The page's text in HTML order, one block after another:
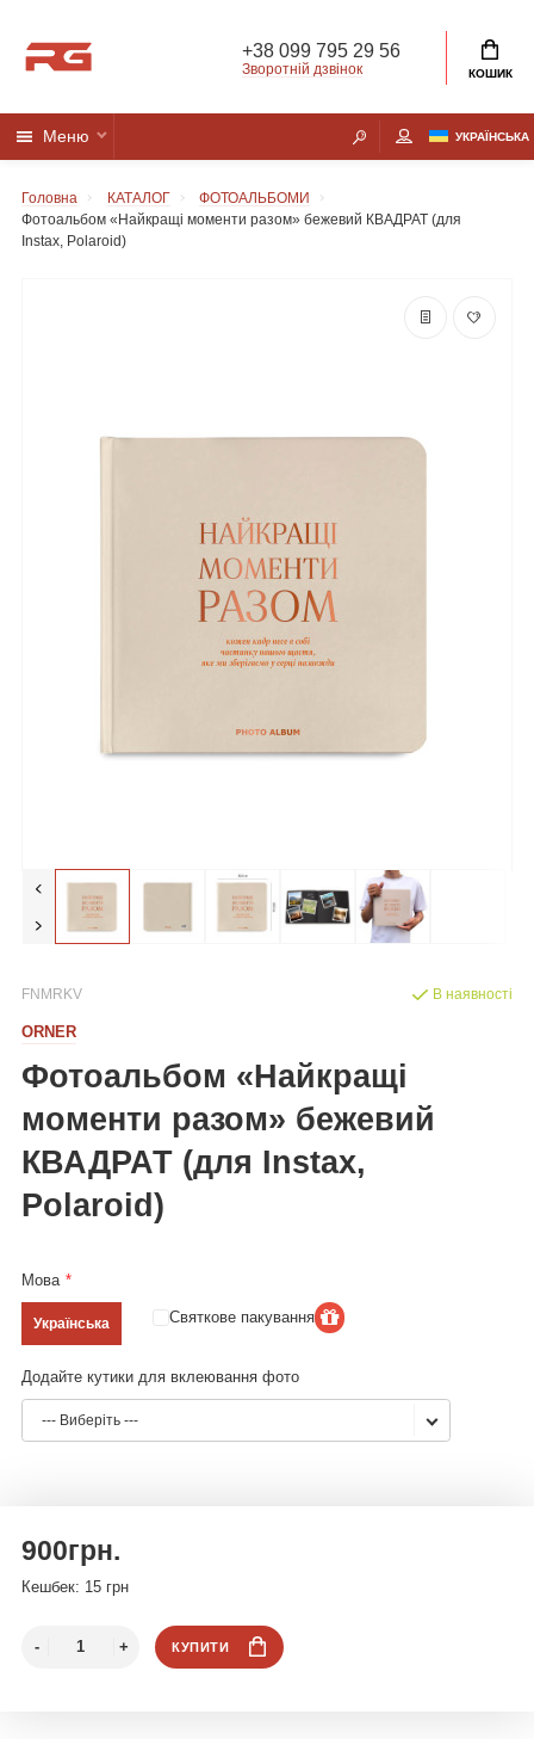
+38 099 795 29 56
Зворотній дзвінок КОШИК
Меню УКРАЇНСЬКА
Головна КАТАЛОГ
ФОТОАЛЬБОМИ
Фотоальбом «Найкращі моменти разом» бежевий КВАДРАТ (для
Instax, Polaroid)
FNMRKV
ORNER
Фотоальбом «Найкращі
моменти разом» бежевий
КВАДРАТ (для Instax,
Polaroid)
В наявності
Мова
Українська Святкове пакування
Додайте кутики для вклеювання фото
--- Виберіть ---
900грн.
Кешбек: 15 грн
КУПИТИ